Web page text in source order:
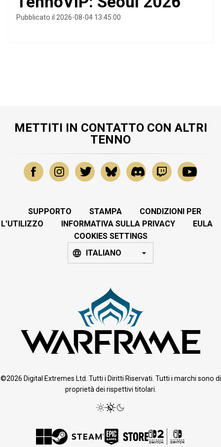
Pubblicato il 2026-08-04 13:45:00
METTITI IN CONTATTO CON ALTRI
TENNO
SUPPORTO STAMPA
CONDIZIONI PER
L'UTILIZZO
INFORMATIVA SULLA PRIVACY
EULA
COOKIES SETTINGS
ITALIANO
©2026 Digital Extremes Ltd. Tutti i Diritti Riservati. Tutti i marchi sono di
proprietà dei rispettivi titolari.